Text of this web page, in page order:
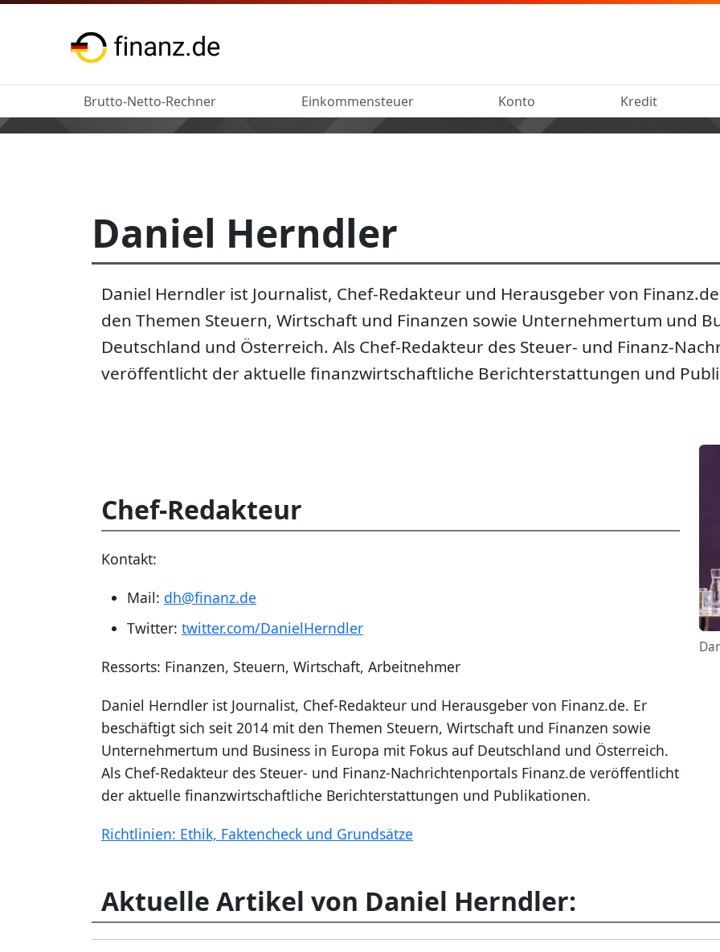
Brutto-Netto-Rechner Einkommensteuer Konto Kredit
Daniel Herndler
Daniel Herndler ist Journalist, Chef-Redakteur und Herausgeber von
den Themen Steuern, Wirtschaft und Finanzen sowie Unternehmertum und
Deutschland und Österreich. Als Chef-Redakteur des Steuer- und Finanz-
veröffentlicht der aktuelle finanzwirtschaftliche Berichterstattungen und
Chef-Redakteur
Kontakt:
Mail: dh@finanz.de
Twitter: twitter.com/DanielHerndler
Ressorts: Finanzen, Steuern, Wirtschaft, Arbeitnehmer
Daniel Herndler ist Journalist, Chef-Redakteur und Herausgeber von Finanz.de. Er
beschäftigt sich seit 2014 mit den Themen Steuern, Wirtschaft und Finanzen sowie
Unternehmertum und Business in Europa mit Fokus auf Deutschland und Österreich.
Als Chef-Redakteur des Steuer- und Finanz-Nachrichtenportals Finanz.de veröffentlicht
der aktuelle finanzwirtschaftliche Berichterstattungen und Publikationen.
Richtlinien: Ethik, Faktencheck und Grundsätze
Aktuelle Artikel von Daniel Herndler: